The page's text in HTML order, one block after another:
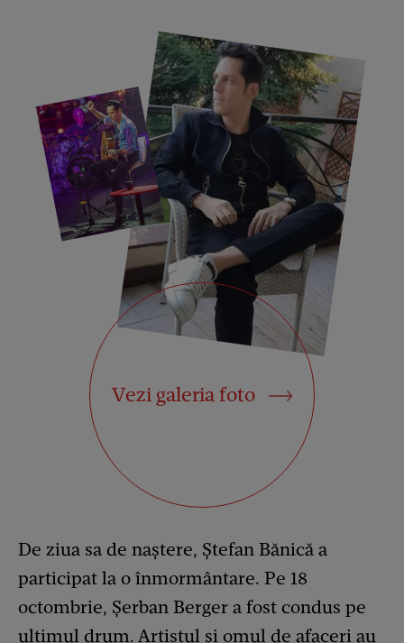
Vezi galeria foto
De ziua sa de naștere, Ștefan Bănică a
participat la o înmormântare. Pe 18
octombrie, Șerban Berger a fost condus pe
ultimul drum. Artistul și omul de afaceri au